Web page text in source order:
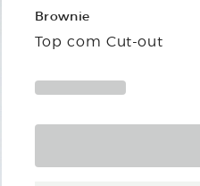
Brownie
Top com Cut-out